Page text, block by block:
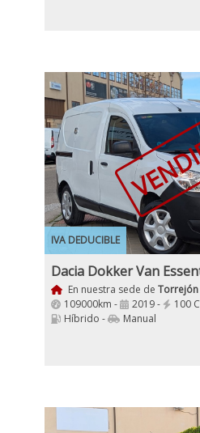
IVA DEDUCIBLE
En nuestra sede de
109000km -
2019 -
100
Híbrido -
Manual